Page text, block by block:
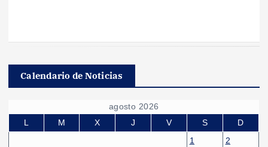
Calendario de Noticias
agosto 2026
L
M X J V S
D
1
2